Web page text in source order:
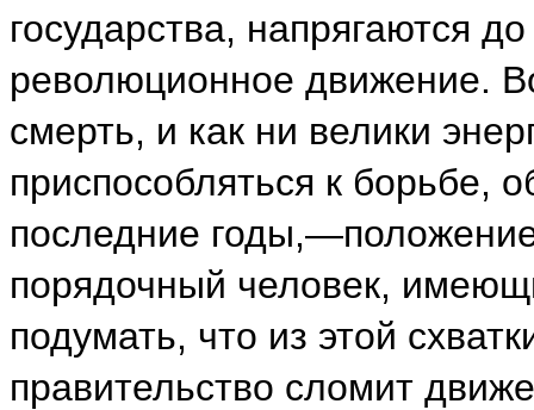
государства, напрягаются
революционное движение.
смерть, и как ни велики
приспособляться к борьбе,
последние
порядочный человек,
подумать, что из этой
правительство сломит